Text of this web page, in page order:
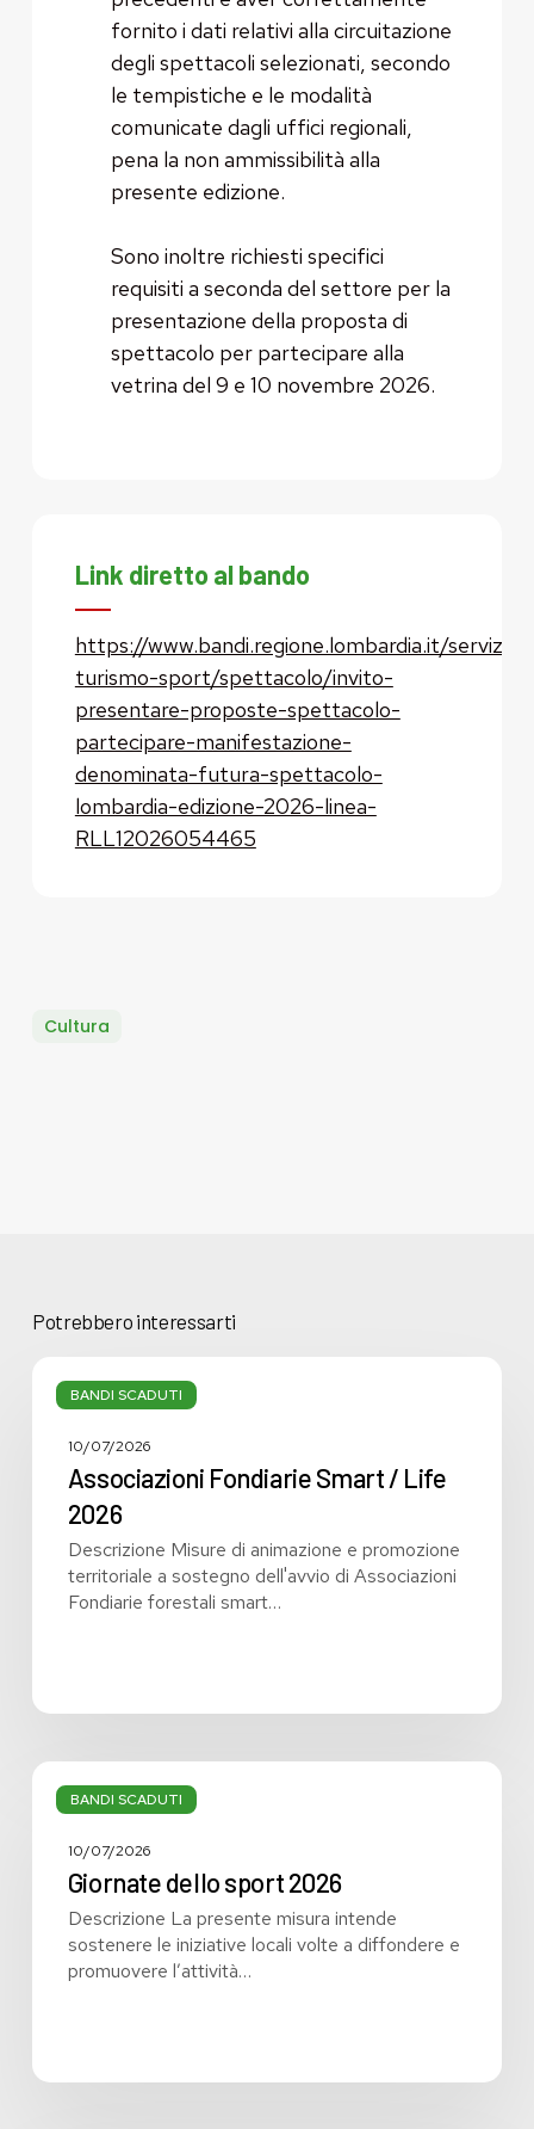
fornito i dati relativi alla circuitazione
degli spettacoli selezionati, secondo
le tempistiche e le modalità
comunicate dagli uffici regionali,
pena la non ammissibilità alla
presente edizione.
Sono inoltre richiesti specifici
requisiti a seconda del settore per la
presentazione della proposta di
spettacolo per partecipare alla
vetrina del 9 e 10 novembre 2026.
Link diretto al bando
https://www.bandi.regione.lombardia.it/servizi/
turismo-sport/spettacolo/invito-
presentare-proposte-spettacolo-
partecipare-manifestazione-
denominata-futura-spettacolo-
lombardia-edizione-2026-linea-
RLL12026054465
Cultura
Potrebbero interessarti
BANDI SCADUTI
Fondiarie
2026
10/07/2026
Associazioni Fondiarie Smart / Life
2026
Descrizione Misure di animazione e promozione
territoriale a sostegno dell'avvio di Associazioni
Fondiarie forestali smart…
BANDI SCADUTI
Giornate
dello
202610/07/2026
Giornate dello sport 2026
Descrizione La presente misura intende
sostenere le iniziative locali volte a diffondere e
promuovere l’attività…